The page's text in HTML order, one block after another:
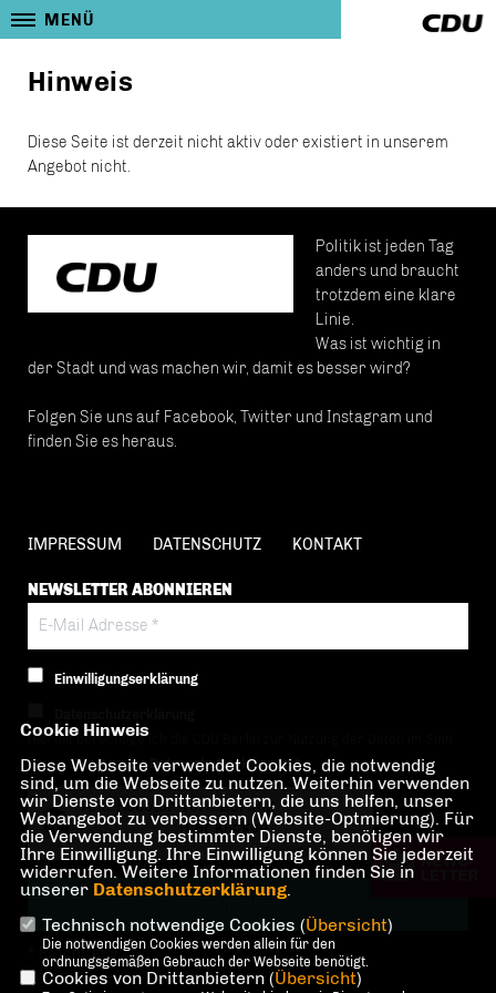
MENÜ
Hinweis
Diese Seite ist derzeit nicht aktiv oder existiert in unserem
Angebot nicht.
Politik ist jeden Tag
anders und braucht
trotzdem eine klare
Linie.
Was ist wichtig in
der Stadt und was machen wir, damit es besser wird?
Folgen Sie uns auf Facebook, Twitter und Instagram und
finden Sie es heraus.
IMPRESSUM DATENSCHUTZ KONTAKT
NEWSLETTER ABONNIEREN
Einwilligungserklärung
Hiermit berechtige ich die CDU Berlin zur Nutzung der Daten im Sinn
der nachfolgenden Datenschutzerklärung.*
Anti-Roboter-Verifizierung
Hier klicken
Friendly Captcha ⇗
* Pflichtfeld!
Cookie Hinweis
Diese Webseite verwendet Cookies, die notwendig
sind, um die Webseite zu nutzen. Weiterhin verwenden
wir Dienste von Drittanbietern, die uns helfen, unser
Webangebot zu verbessern (Website-Optmierung). Für
die Verwendung bestimmter Dienste, benötigen wir
Ihre Einwilligung. Ihre Einwilligung können Sie jederzeit
widerrufen. Weitere Informationen finden Sie in
unserer Datenschutzerklärung.
Technisch notwendige Cookies (Übersicht)
Die notwendigen Cookies werden allein für den
ordnungsgemäßen Gebrauch der Webseite benötigt.
Cookies von Drittanbietern (Übersicht)